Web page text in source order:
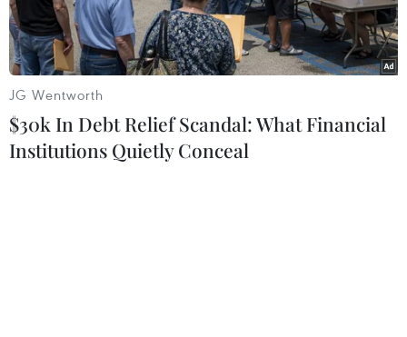
đông người.
JG Wentworth
$30k In Debt Relief Scandal: What Financial
Institutions Quietly Conceal